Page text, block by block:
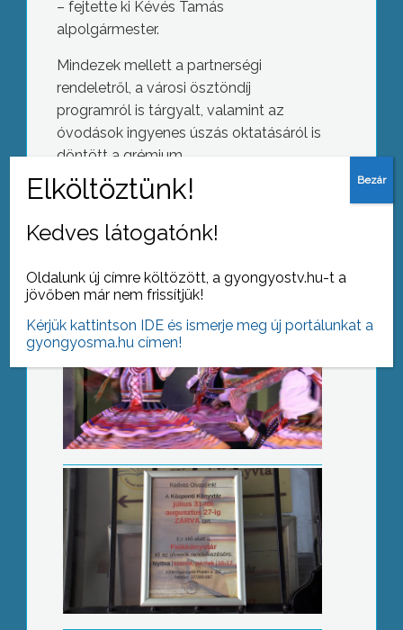
– fejtette ki Kévés Tamás
alpolgármester.
Mindezek mellett a partnerségi
rendeletről, a városi ösztöndíj
programról is tárgyalt, valamint az
óvodások ingyenes úszás oktatásáról is
döntött a grémium.
(2017-08-09 )
Egész héten fesztivál
Tartós élelmiszereket osztottak
Kedves látogatónk!
Oldalunk új címre költözött, a gyongyostv.hu-t a
jövőben már nem frissítjük!
Kérjük kattintson IDE és ismerje meg új portálunkat a
gyongyosma.hu címen!